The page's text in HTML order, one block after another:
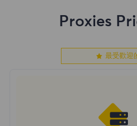
Proxies
最受歡迎